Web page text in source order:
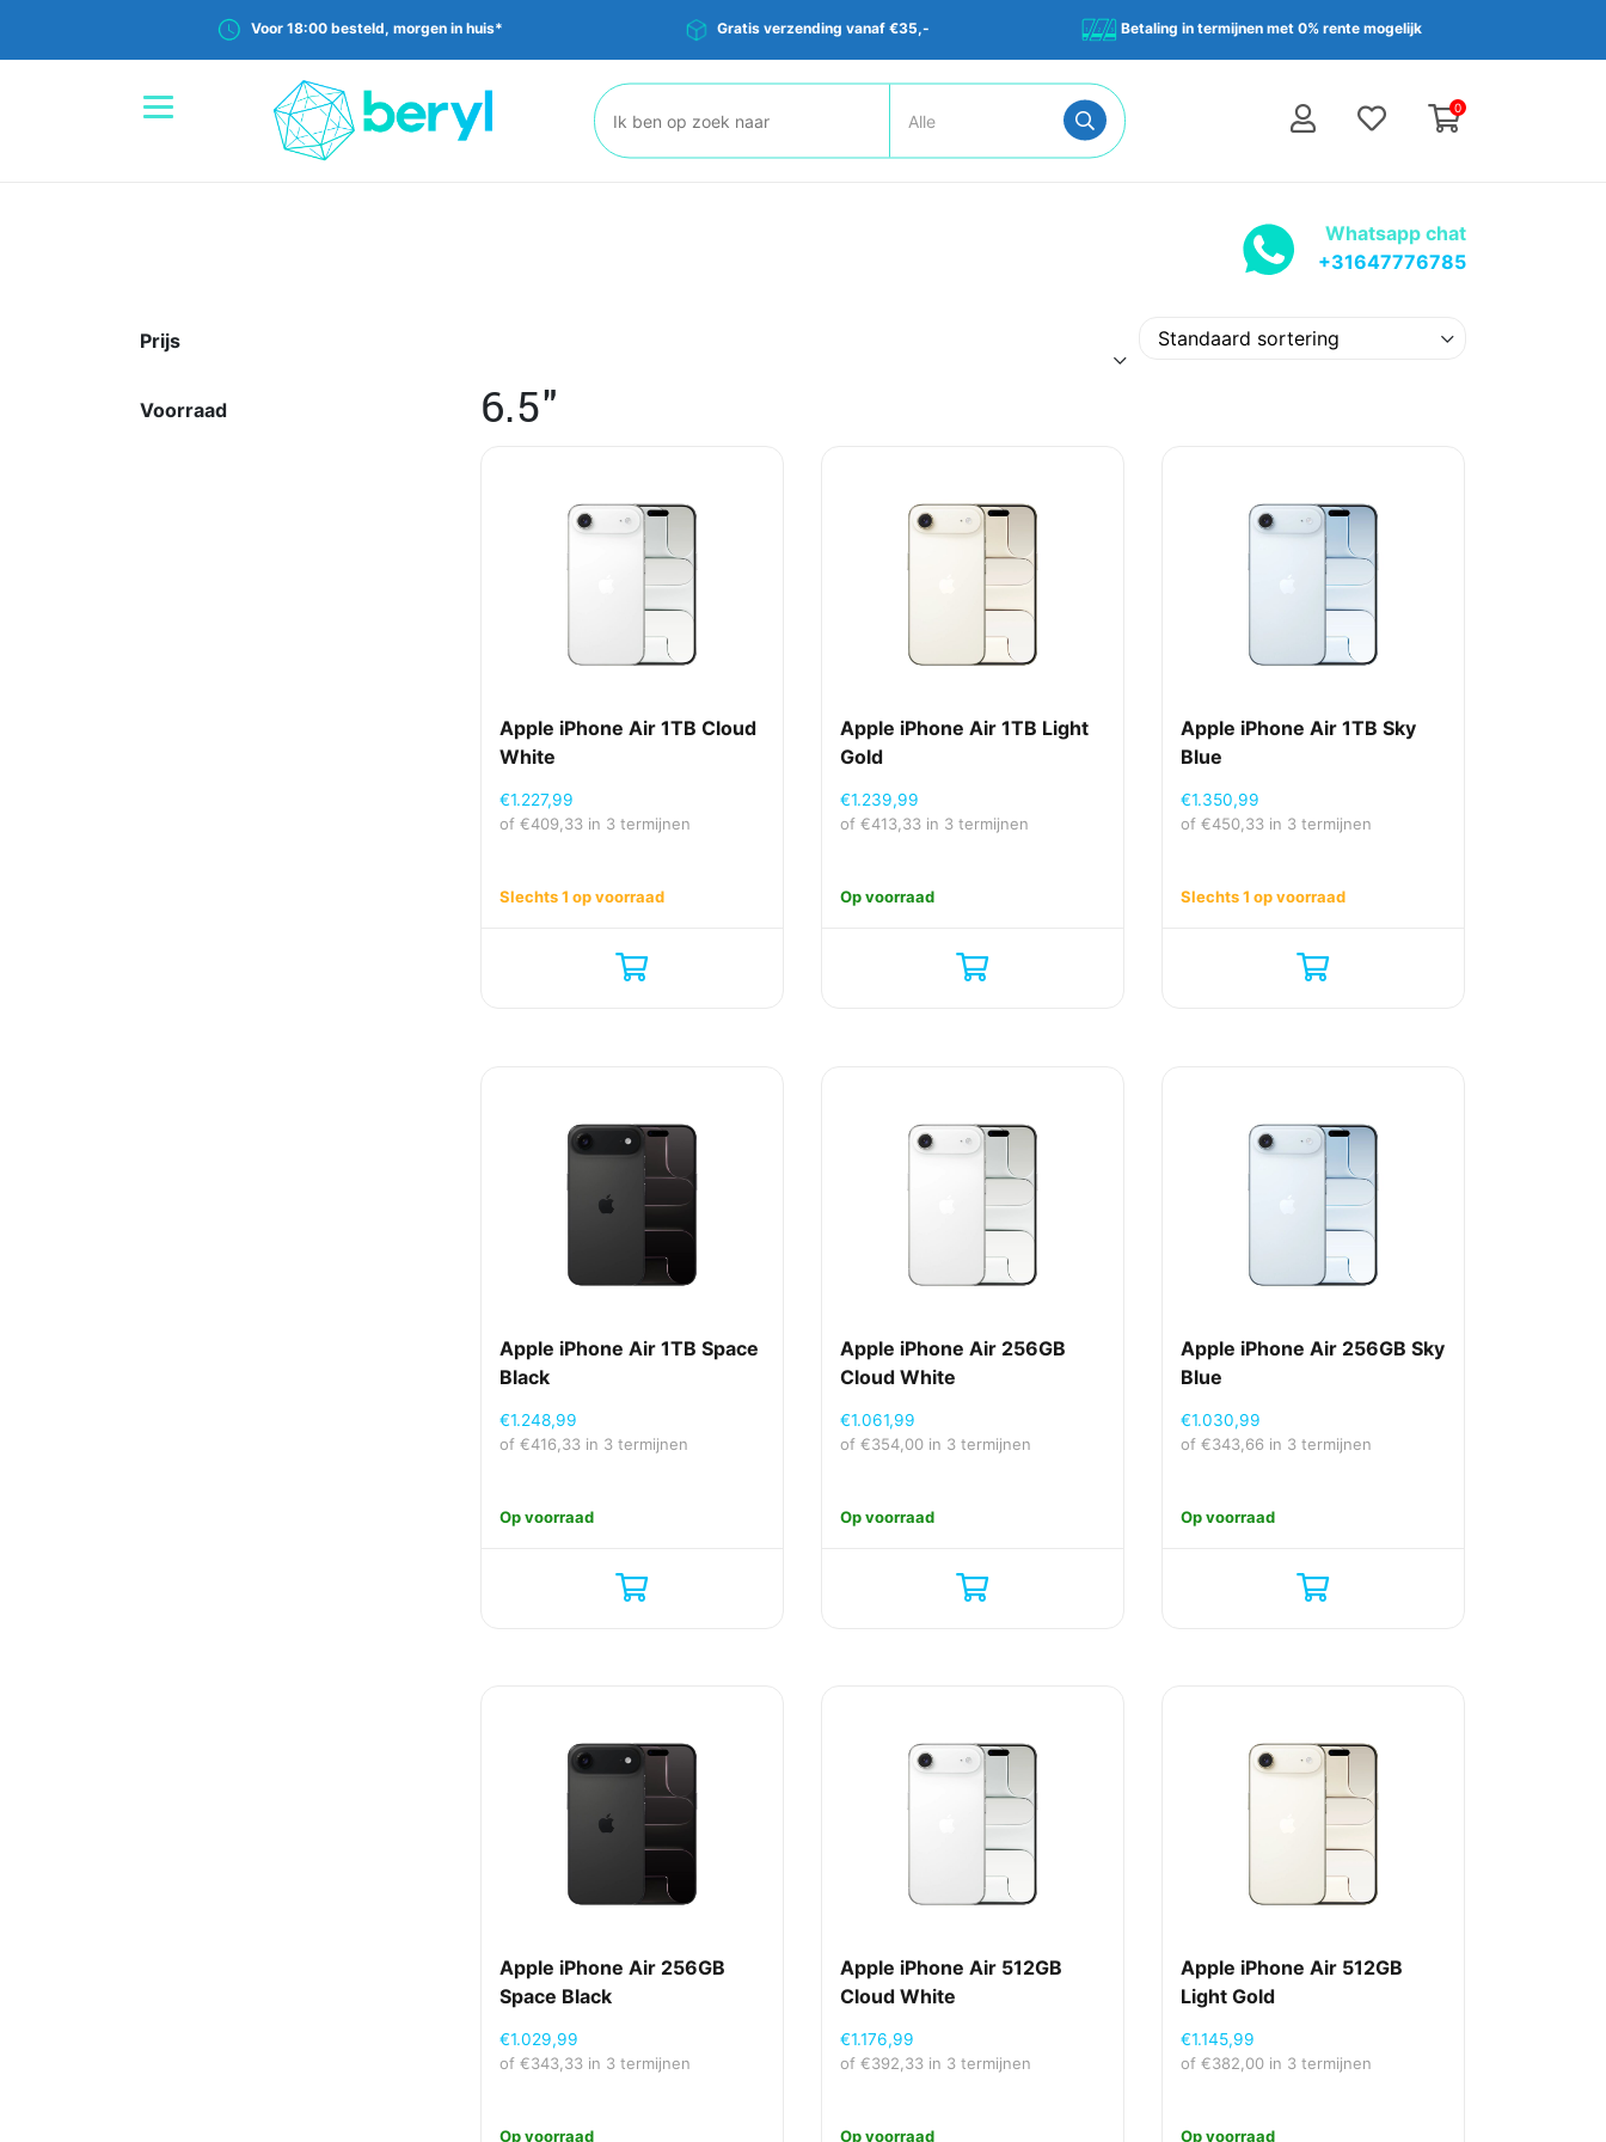
Voor 18:00 besteld, morgen in huis* Gratis verzending vanaf €35,- Betaling in termijnen met 0% rente mogelijk
0
Zoeken:
Whatsapp chat
+31647776785
Prijs
Voorraad 6.5"
Apple iPhone Air 1TB Cloud
White
€1.227,99
of €409,33 in 3 termijnen
Slechts 1 op voorraad
Apple iPhone Air 1TB Light
Gold
€1.239,99
of€413,33 in 3 termijnen
Op voorraad
Apple iPhone Air 1TB Sky
Blue
€1.350,99
of€450,33 in 3 termijnen
Slechts 1 op voorraad
Apple iPhone Air 1TB Space
Black
€1.248,99
of €416,33 in 3 termijnen
Op voorraad
Apple iPhone Air 256GB
Cloud White
€1.061,99
of€354,00 in 3 termijnen
Op voorraad
Apple iPhone Air 256GB Sky
Blue
€1.030,99
of€343,66 in 3 termijnen
Op voorraad
Apple iPhone Air 256GB
Space Black
€1.029,99
of €343,33 in 3 termijnen
Op voorraad
Apple iPhone Air 512GB
Cloud White
€1.176,99
of€392,33 in 3 termijnen
Op voorraad
Apple iPhone Air 512GB
Light Gold
€1.145,99
of€382,00 in 3 termijnen
Op voorraad